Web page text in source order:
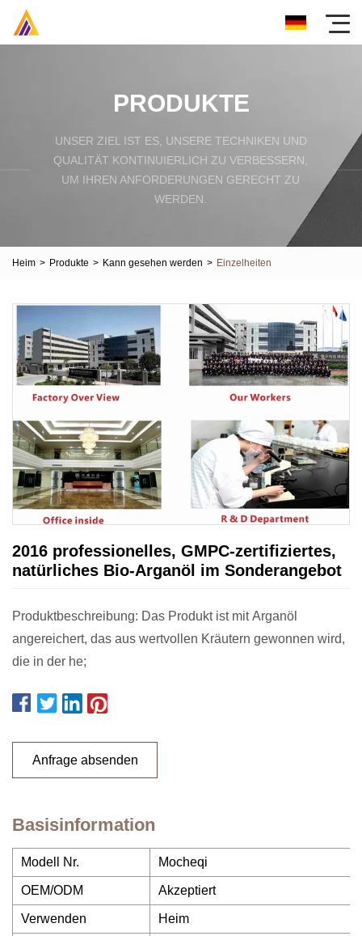
PRODUKTE
UNSER ZIEL IST ES, UNSERE TECHNIKEN UND
QUALITÄT KONTINUIERLICH ZU VERBESSERN,
UM IHREN ANFORDERUNGEN GERECHT ZU
WERDEN.
Heim > Produkte > Kann gesehen werden > Einzelheiten
2016 professionelles, GMPC-zertifiziertes,
natürliches Bio-Arganöl im Sonderangebot
Produktbeschreibung: Das Produkt ist mit Arganöl
angereichert, das aus wertvollen Kräutern gewonnen wird,
die in der he;
Anfrage absenden
Basisinformation
Modell Nr. Mocheqi
OEM/ODM Akzeptiert
Verwenden Heim